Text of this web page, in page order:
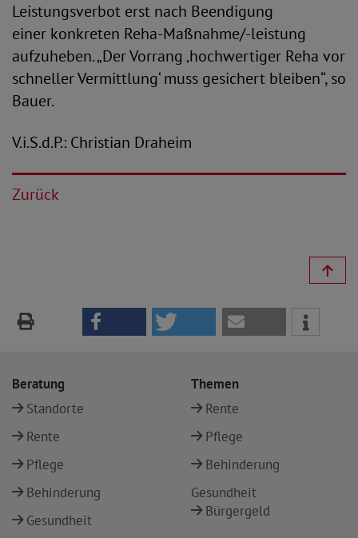
Leistungsverbot erst nach Beendigung
einer konkreten Reha-Maßnahme/-leistung
aufzuheben. „Der Vorrang ‚hochwertiger Reha vor
schneller Vermittlung‘ muss gesichert bleiben“, so
Bauer.
V.i.S.d.P.: Christian Draheim
Zurück
Beratung
Standorte
Rente
Pflege
Behinderung
Gesundheit
Themen
Rente
Pflege
Behinderung
Gesundheit
Bürgergeld